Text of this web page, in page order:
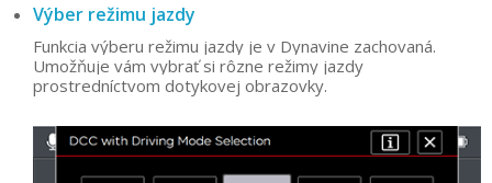
Výber režimu jazdy
Funkcia výberu režimu jazdy je v Dynavine zachovaná.
Umožňuje vám vybrať si rôzne režimy jazdy
prostredníctvom dotykovej obrazovky.